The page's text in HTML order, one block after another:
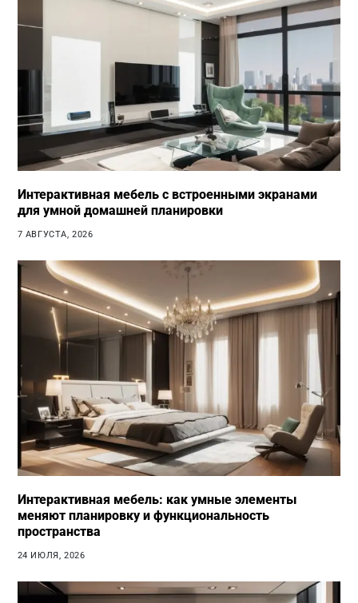
Интерактивная мебель с встроенными экранами
для умной домашней планировки
7 АВГУСТА, 2026
Интерактивная мебель: как умные элементы
меняют планировку и функциональность
пространства
24 ИЮЛЯ, 2026